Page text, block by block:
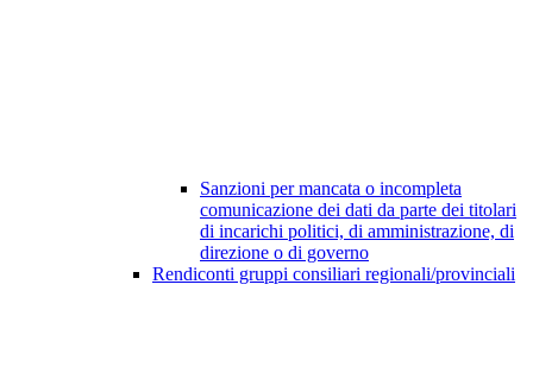
Sanzioni per mancata o incompleta
comunicazione dei dati da parte dei titolari
di incarichi politici, di amministrazione, di
direzione o di governo
Rendiconti gruppi consiliari regionali/provinciali